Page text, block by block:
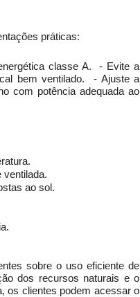
práticas:
classe A. - Evite a
bem ventilado. - Ajuste a
com potência adequada ao
ventilada.
ao sol.
sobre o uso eficiente de
dos recursos naturais e o
os clientes podem acessar o